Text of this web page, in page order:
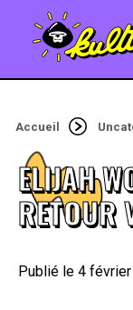
Accueil
ELIJAH
RETOUR
4